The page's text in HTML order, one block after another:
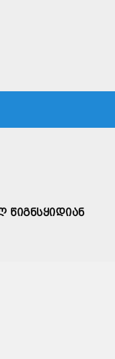
ᲬᲘᲒᲜᲡᲧᲘᲓᲘᲐᲜ